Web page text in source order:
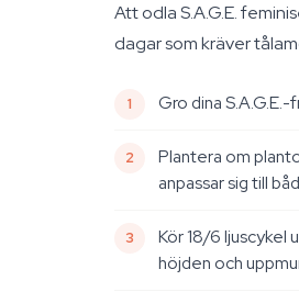
Att odla S.A.G.E.
dagar som kräver
Gro dina
Plantera om
anpassar sig till
Kör 18/6
höjden och